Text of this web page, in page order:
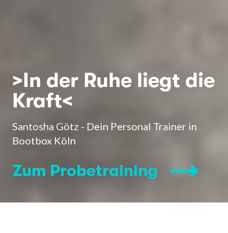
>In der Ruhe liegt die
Kraft<
Santosha Götz - Dein Personal Trainer in
Bootbox Köln
Zum Probetraining